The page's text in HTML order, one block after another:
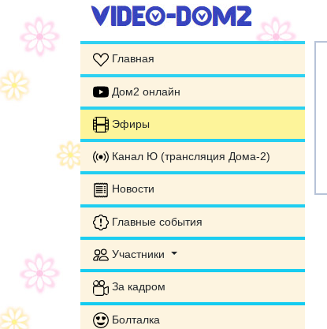
Главная
Дом2 онлайн
Эфиры
Канал Ю (трансляция Дома-2)
Новости
Главные события
Участники
За кадром
Болталка